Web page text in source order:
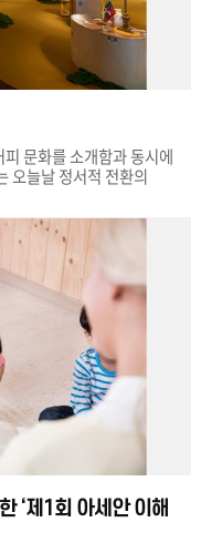
문화를 소개함과 동시에
오늘날 정서적 전환의
과 재정비의 시간인 셈이다.
단풍 풍경을 식물의 색소로
때 찻잎, 단풍잎과 같은
원 작가의 작업은 찻잎
미술 로 구성된다. 어느
라와 아세안의 많은
‘빛과 그림자’라는 은유로
치작품 ‘리퀴드 써큘러스 잔-
는 의미에 주목한다. 작가는
집해 거대한 영상 이미지로
가는 커피 브레이크를
성하는’ 시간으로 해석한다.
‘제1회 아세안 이해